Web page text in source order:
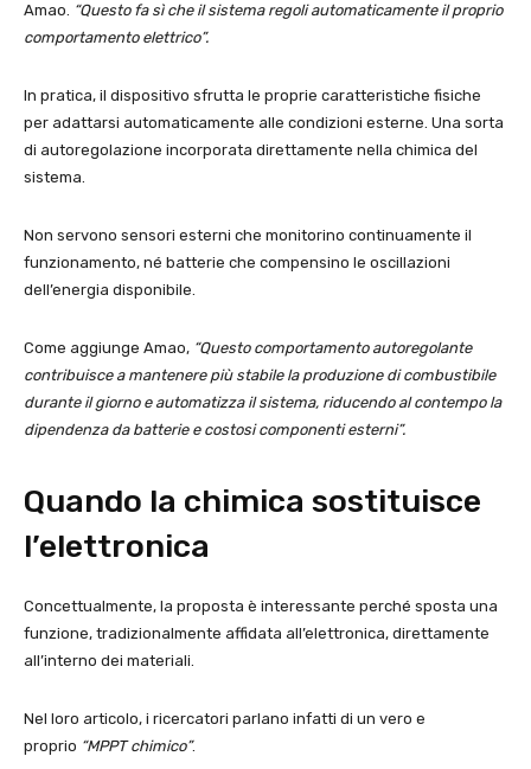
Amao. “Questo fa sì che il sistema regoli automaticamente il proprio
comportamento elettrico”.
In pratica, il dispositivo sfrutta le proprie caratteristiche fisiche
per adattarsi automaticamente alle condizioni esterne. Una sorta
di autoregolazione incorporata direttamente nella chimica del
sistema.
Non servono sensori esterni che monitorino continuamente il
funzionamento, né batterie che compensino le oscillazioni
dell’energia disponibile.
Come aggiunge Amao, “Questo comportamento autoregolante
contribuisce a mantenere più stabile la produzione di combustibile
durante il giorno e automatizza il sistema, riducendo al contempo la
dipendenza da batterie e costosi componenti esterni”.
Quando la chimica sostituisce
l’elettronica
Concettualmente, la proposta è interessante perché sposta una
funzione, tradizionalmente affidata all’elettronica, direttamente
all’interno dei materiali.
Nel loro articolo, i ricercatori parlano infatti di un vero e
proprio “MPPT chimico”.